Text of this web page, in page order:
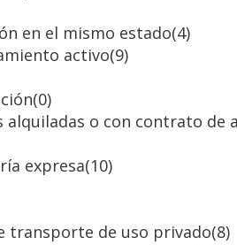
en el mismo estado(4)
activo(9)
(0)
o con contrato de
expresa(10)
transporte de uso privado(8)